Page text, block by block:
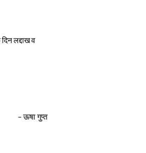
लद्दाख व
- ऊषा गुप्त